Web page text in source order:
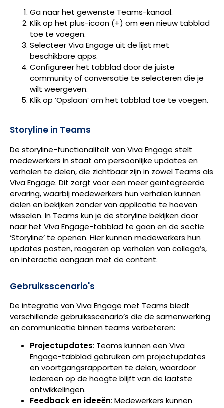
Ga naar het gewenste Teams-kanaal.
Klik op het plus-icoon (+) om een nieuw tabblad
toe te voegen.
Selecteer Viva Engage uit de lijst met
beschikbare apps.
Configureer het tabblad door de juiste
community of conversatie te selecteren die je
wilt weergeven.
Klik op ‘Opslaan’ om het tabblad toe te voegen.
Storyline in Teams
De storyline-functionaliteit van Viva Engage stelt
medewerkers in staat om persoonlijke updates en
verhalen te delen, die zichtbaar zijn in zowel Teams als
Viva Engage. Dit zorgt voor een meer geïntegreerde
ervaring, waarbij medewerkers hun verhalen kunnen
delen en bekijken zonder van applicatie te hoeven
wisselen. In Teams kun je de storyline bekijken door
naar het Viva Engage-tabblad te gaan en de sectie
‘Storyline’ te openen. Hier kunnen medewerkers hun
updates posten, reageren op verhalen van collega’s,
en interactie aangaan met de content.
Gebruiksscenario's
De integratie van Viva Engage met Teams biedt
verschillende gebruiksscenario’s die de samenwerking
en communicatie binnen teams verbeteren:
Projectupdates: Teams kunnen een Viva
Engage-tabblad gebruiken om projectupdates
en voortgangsrapporten te delen, waardoor
iedereen op de hoogte blijft van de laatste
ontwikkelingen.
Feedback en ideeën: Medewerkers kunnen